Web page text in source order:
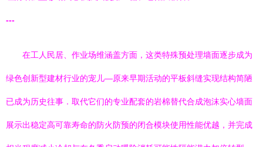
---
在工人民居、作业场维涵盖方面，这类特殊预处理墙面逐步成为
绿色创新型建材行业的宠儿—原来早期活动的平板斜缝实现结构简陋
已成为历史往事．取代它们的专业配套的岩棉替代合成泡沫实心墙面
展示出稳定高可靠寿命的防火防预的闭合模块使用性能优越，并完成